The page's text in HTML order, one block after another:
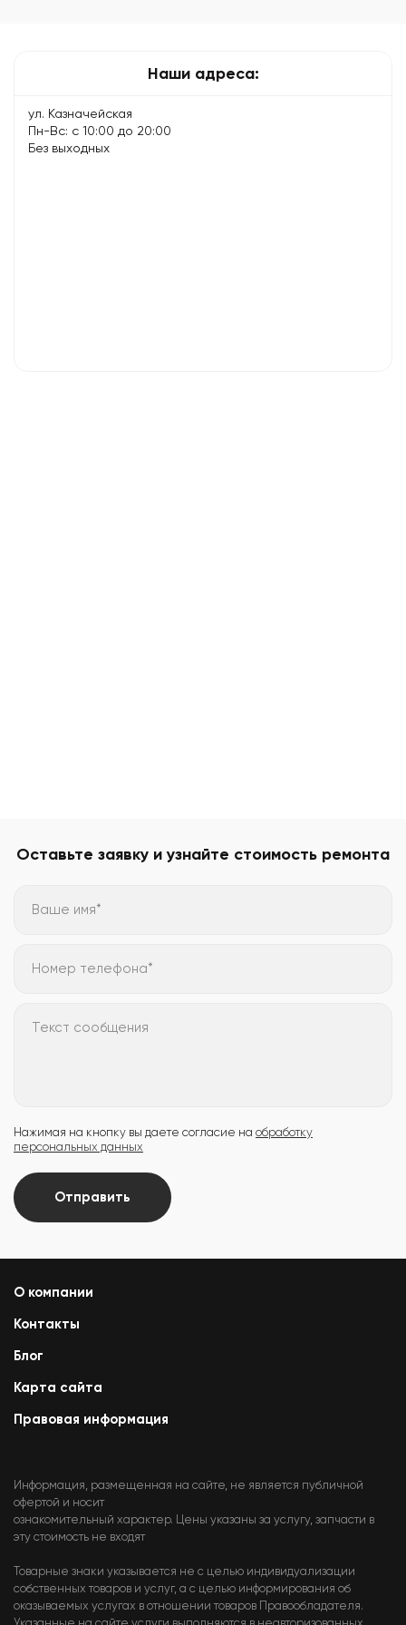
Наши адреса:
ул. Казначейская
Пн-Вс: с 10:00 до 20:00
Без выходных
Оставьте заявку и узнайте стоимость ремонта
Ваше имя*
Номер телефона*
Текст сообщения
Нажимая на кнопку вы даете согласие на обработку
персональных данных
Отправить
О компании
Контакты
Блог
Карта сайта
Правовая информация
Информация, размещенная на сайте, не является публичной
офертой и носит
ознакомительный характер. Цены указаны за услугу, запчасти в
эту стоимость не входят
Товарные знаки указывается не с целью индивидуализации
собственных товаров и услуг, а с целью информирования об
оказываемых услугах в отношении товаров Правообладателя.